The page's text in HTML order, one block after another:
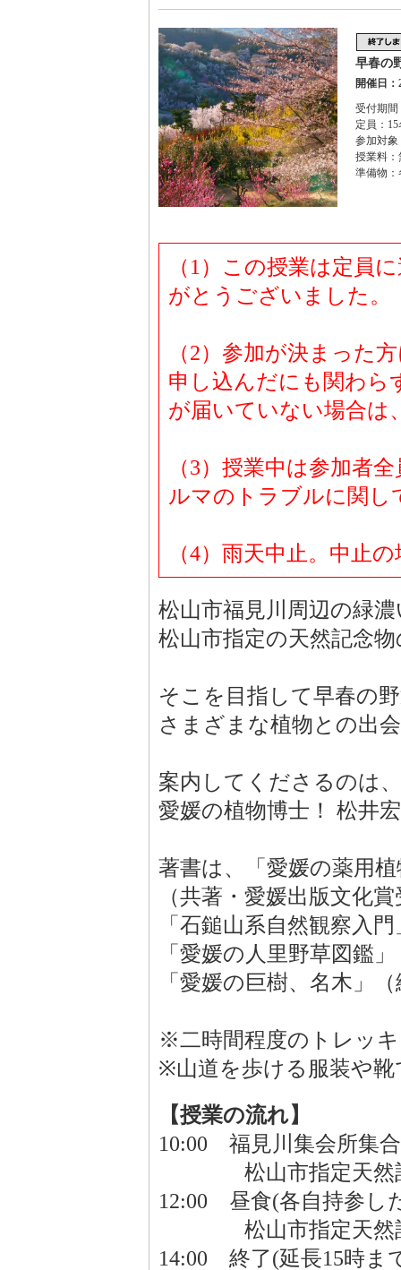
早春の
開催日：
受付期
定員：15
参加対象
授業料
準備物：
（1）この授業は定員
がとうございました。
（2）参加が決まった
申し込んだにも関わら
が届いていない場合は
（3）授業中は参加者
ルマのトラブルに関し
（4）雨天中止。中止
松山市福見川周辺の緑
松山市指定の天然記念
そこを目指して早春の
さまざまな植物との出
案内してくださるのは
愛媛の植物博士！ 松井
著書は、「愛媛の薬用
（共著・愛媛出版文化
「石鎚山系自然観察入
「愛媛の人里野草図鑑
「愛媛の巨樹、名木」
※二時間程度のトレッ
※山道を歩ける服装や
【授業の流れ】
10:00 福見川集会所集合
松山市指定天然
12:00 昼食(各自持参
松山市指定天然記
14:00 終了(延長15時ま